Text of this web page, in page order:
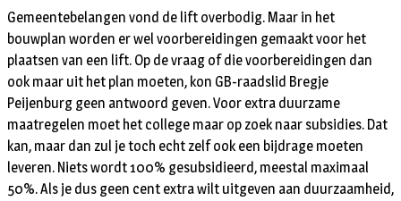
Gemeentebelangen vond de lift overbodig. Maar in het
bouwplan worden er wel voorbereidingen gemaakt voor het
plaatsen van een lift. Op de vraag of die voorbereidingen dan
ook maar uit het plan moeten, kon GB-raadslid Bregje
Peijenburg geen antwoord geven. Voor extra duurzame
maatregelen moet het college maar op zoek naar subsidies. Dat
kan, maar dan zul je toch echt zelf ook een bijdrage moeten
leveren. Niets wordt 100% gesubsidieerd, meestal maximaal
50%. Als je dus geen cent extra wilt uitgeven aan duurzaamheid,